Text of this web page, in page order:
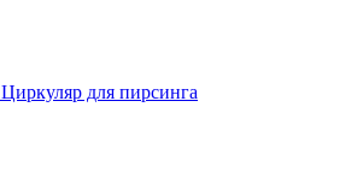
Циркуляр для пирсинга